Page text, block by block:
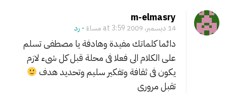
ه
ذ
ا
م
ا
ه
m-elmasry
14 ديسمبر، 2009 at 3:59 مساءً - ‎رد
دائما كلماتك مفيدة وهادفة يا مصطفى تسلم
على الكلام الى فعلا فى محلة قبل كل شىء لازم
يكون فى ثقافة وتفكير سليم وتحديد هدف
تقبل مرورى